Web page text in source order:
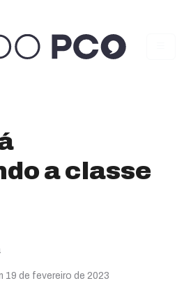
a classe
19 de fevereiro de 2023